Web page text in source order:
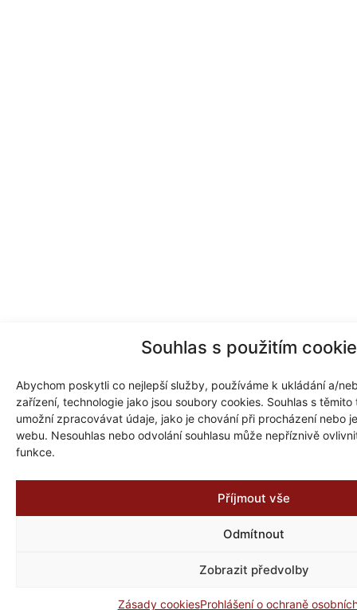
Souhlas s použitím
Abychom poskytli co nejlepší služby, používáme k ukládání a/
zařízení, technologie jako jsou soubory cookies. Souhlas s těmito
umožní zpracovávat údaje, jako je chování při procházení nebo
webu. Nesouhlas nebo odvolání souhlasu může nepříznivě
funkce.
Příjmout vše
Odmítnout
Zobrazit předvolby
Zásady cookiesProhlášení o ochraněZpět